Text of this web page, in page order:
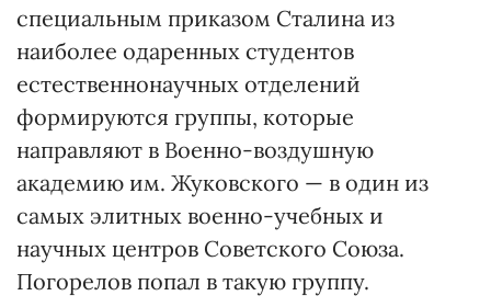
специальным приказом Сталина из
наиболее одаренных студентов
естественнонаучных отделений
формируются группы, которые
направляют в Военно-воздушную
академию им. Жуковского — в один из
самых элитных военно-учебных и
научных центров Советского Союза.
Погорелов попал в такую группу.